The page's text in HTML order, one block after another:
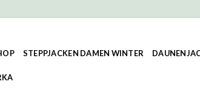
STEPPJACKEN DAMEN WINTER